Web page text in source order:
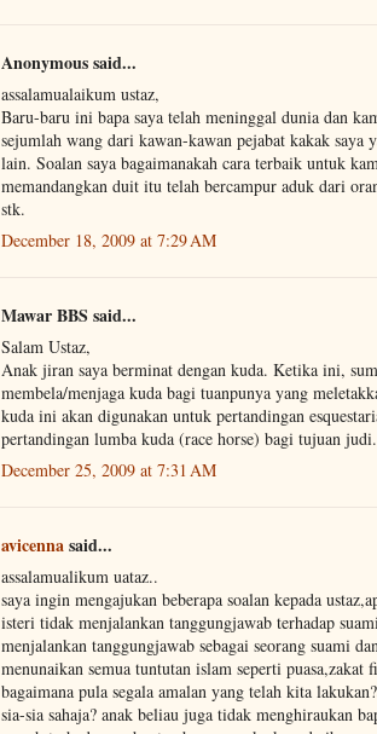
Anonymous said...
assalamualaikum ustaz,
Baru-baru ini bapa saya telah meninggal dunia dan
sejumlah wang dari kawan-kawan pejabat kakak saya
lain. Soalan saya bagaimanakah cara terbaik untuk
memandangkan duit itu telah bercampur aduk dari
stk.
December 18, 2009 at 7:29 AM
Mawar BBS said...
Salam Ustaz,
Anak jiran saya berminat dengan kuda. Ketika ini,
membela/menjaga kuda bagi tuanpunya yang
kuda ini akan digunakan untuk pertandingan
pertandingan lumba kuda (race horse) bagi tujuan
December 25, 2009 at 7:31 AM
avicennasaid...
assalamualikum uataz..
saya ingin mengajukan beberapa soalan kepada
isteri tidak menjalankan tanggungjawab terhadap
menjalankan tanggungjawab sebagai seorang suami
menunaikan semua tuntutan islam seperti puasa,zakat
bagaimana pula segala amalan yang telah kita
sia-sia sahaja? anak beliau juga tidak menghiraukan